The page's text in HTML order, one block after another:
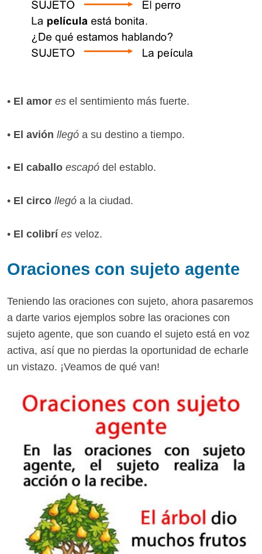
• El amor es el sentimiento más fuerte.
• El avión llegó a su destino a tiempo.
• El caballo escapó del establo.
• El circo llegó a la ciudad.
• El colibrí es veloz.
Oraciones con sujeto agente
Teniendo las oraciones con sujeto, ahora pasaremos
a darte varios ejemplos sobre las oraciones con
sujeto agente, que son cuando el sujeto está en voz
activa, así que no pierdas la oportunidad de echarle
un vistazo. ¡Veamos de qué van!